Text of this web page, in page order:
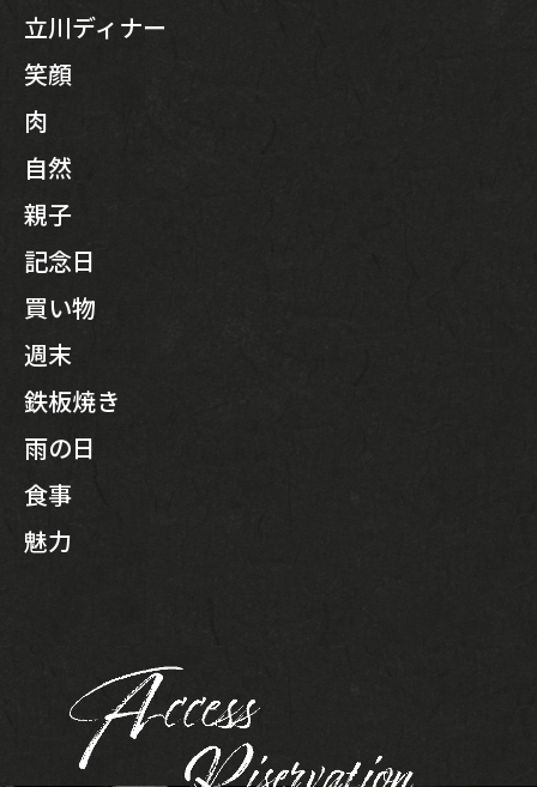
立川ディナー
笑顔
肉
自然
親子
記念日
買い物
週末
鉄板焼き
雨の日
食事
魅力